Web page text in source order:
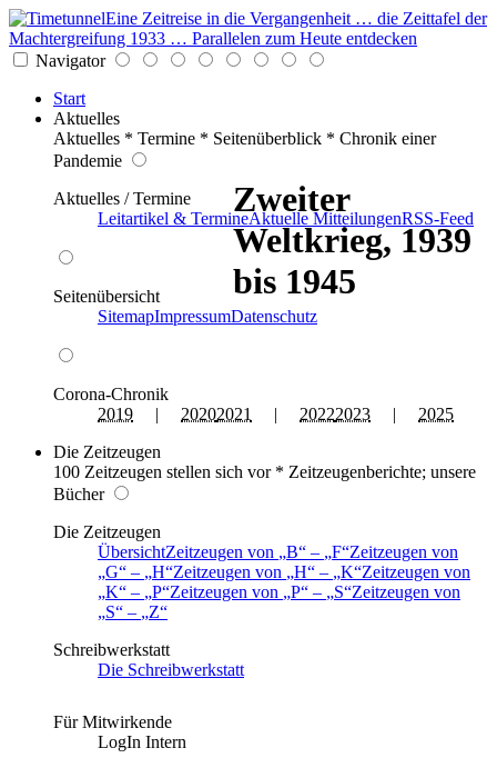
Eine Zeitreise in die Vergangenheit … die Zeittafel der
Machtergreifung 1933 … Parallelen zum Heute entdecken
Navigator
Start
Aktuelles
Aktuelles * Termine * Seitenüberblick * Chronik einer
Pandemie
Aktuelles / Termine
Leitartikel & TermineAktuelle MitteilungenRSS-Feed
Seitenübersicht
SitemapImpressumDatenschutz
Corona-Chronik
2019 | 20202021 | 20222023 | 2025
Die Zeitzeugen
100 Zeitzeugen stellen sich vor * Zeitzeugenberichte; unsere
Bücher
Die Zeitzeugen
ÜbersichtZeitzeugen von B – F Zeitzeugen von
G
– H Zeitzeugen von H – K Zeitzeugen von
K
– P Zeitzeugen von P – S Zeitzeugen von
S
–
Z
Schreibwerkstatt
Die Schreibwerkstatt
Für Mitwirkende
LogIn Intern
Zweiter
Weltkrieg, 1939
bis 1945